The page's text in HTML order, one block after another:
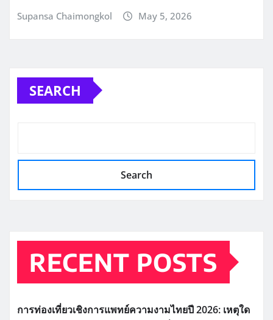
Supansa Chaimongkol May 5, 2026
SEARCH
Search
RECENT POSTS
การท่องเที่ยวเชิงการแพทย์ความงามไทยปี 2026: เหตุใด